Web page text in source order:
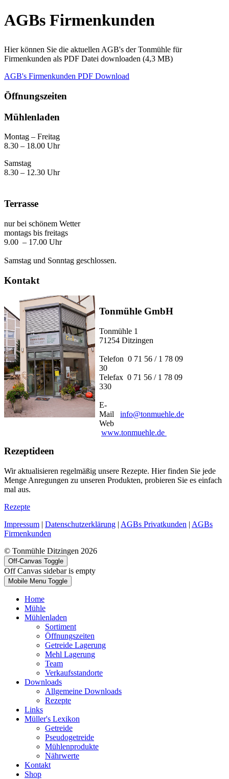
AGBs Firmenkunden
Hier können Sie die aktuellen AGB's der Tonmühle für
Firmenkunden als PDF Datei downloaden (4,3 MB)
AGB's Firmenkunden PDF Download
Öffnungszeiten
Mühlenladen
Montag – Freitag
8.30 – 18.00 Uhr
Samstag
8.30 – 12.30 Uhr
Terrasse
nur bei schönem Wetter
montags bis freitags
9.00 – 17.00 Uhr
Samstag und Sonntag geschlossen.
Kontakt
Tonmühle GmbH
Tonmühle 1
71254 Ditzingen
Telefon 0 71 56 / 1 78 09
30
Telefax 0 71 56 / 1 78 09
330
E-
Mail
info@tonmuehle.de
Web
www.tonmuehle.de
Rezeptideen
Wir aktualisieren regelmäßig unsere Rezepte. Hier finden Sie jede
Menge Anregungen zu unseren Produkten, probieren Sie es einfach
mal aus.
Rezepte
Impressum | Datenschutzerklärung | AGBs Privatkunden | AGBs
Firmenkunden
© Tonmühle Ditzingen 2026
Off-Canvas Toggle
Off Canvas sidebar is empty
Mobile Menu Toggle
Home
Mühle
Mühlenladen
Sortiment
Öffnungszeiten
Getreide Lagerung
Mehl Lagerung
Team
Verkaufsstandorte
Downloads
Allgemeine Downloads
Rezepte
Links
Müller's Lexikon
Getreide
Pseudogetreide
Mühlenprodukte
Nährwerte
Kontakt
Shop